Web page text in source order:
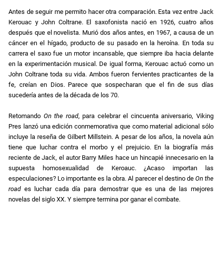
Antes de seguir me permito hacer otra comparación. Esta vez entre Jack
Kerouac y John Coltrane. El saxofonista nació en 1926, cuatro años
después que el novelista. Murió dos años antes, en 1967, a causa de un
cáncer en el hígado, producto de su pasado en la heroína. En toda su
carrera el saxo fue un motor incansable, que siempre iba hacia delante
en la experimentación musical. De igual forma, Kerouac actuó como un
John Coltrane toda su vida. Ambos fueron fervientes practicantes de la
fe, creían en Dios. Parece que sospecharan que el fin de sus días
sucedería antes de la década de los 70.
Retomando On the road, para celebrar el cincuenta aniversario, Viking
Pres lanzó una edición conmemorativa que como material adicional sólo
incluye la reseña de Gilbert Millstein. A pesar de los años, la novela aún
tiene que luchar contra el morbo y el prejuicio. En la biografía más
reciente de Jack, el autor Barry Miles hace un hincapié innecesario en la
supuesta homosexualidad de Keroauc. ¿Acaso importan las
especulaciones? Lo importante es la obra. Al parecer el destino de On the
road es luchar cada día para demostrar que es una de las mejores
novelas del siglo XX. Y siempre termina por ganar el combate.